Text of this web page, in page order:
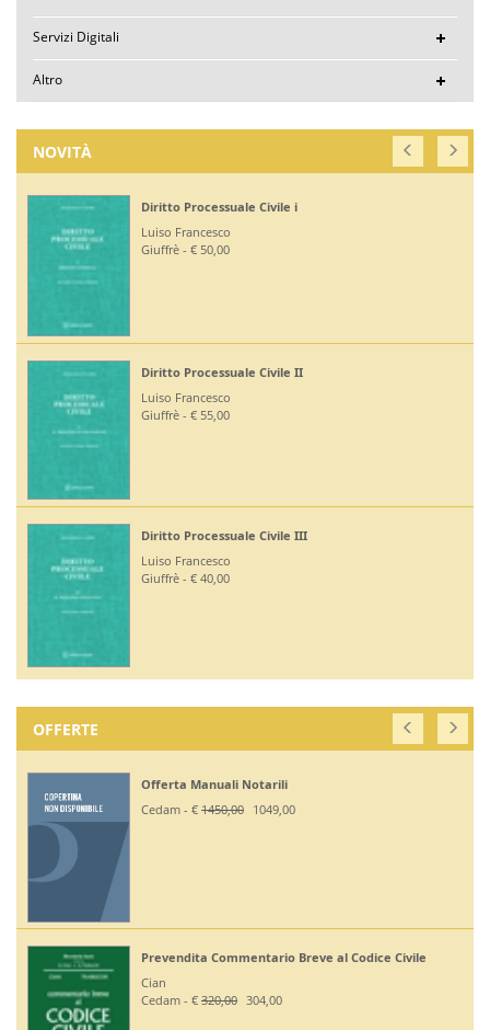
Servizi Digitali
Altro
NOVITÀ
Diritto Processuale Civile i
Luiso Francesco
Giuffrè - € 50,00
Diritto Processuale Civile II
Luiso Francesco
Giuffrè - € 55,00
Diritto Processuale Civile III
Luiso Francesco
Giuffrè - € 40,00
OFFERTE
Offerta Manuali Notarili
Cedam - € 1450,00 1049,00
Prevendita Commentario Breve al Codice Civile
Cian
Cedam - € 320,00 304,00